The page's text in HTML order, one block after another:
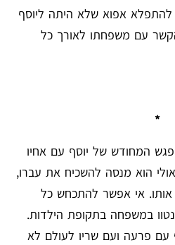
אפוא שלא היתה ליוסף
עם משפחתו לאורך כל
*
המחודש של יוסף עם אחיו
הוא מנסה להשכיח את עברו,
אי אפשר להתכחש כל
במשפחה בתקופת הילדות.
עם פרעה ועם שריו לעולם לא